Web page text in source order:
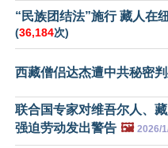
“民族团结法”施行 藏人在
(36,184次)
西藏僧侣达杰遭中共秘密
联合国专家对维吾尔人、
强迫劳动发出警告 🖼️ 2026/